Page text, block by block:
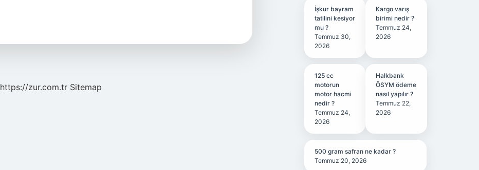
https://zur.com.tr Sitemap
İşkur bayram
tatilini kesiyor
mu ?
Temmuz 30,
2026
Kargo varış
birimi nedir ?
Temmuz 24,
2026
125 cc
motorun
motor hacmi
nedir ?
Temmuz 24,
2026
Halkbank
ÖSYM ödeme
nasıl yapılır ?
Temmuz 22,
2026
500 gram safran ne kadar ?
Temmuz 20, 2026